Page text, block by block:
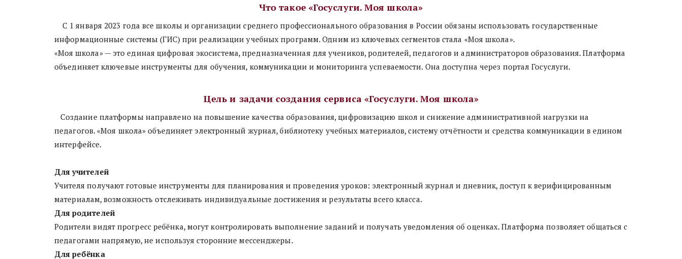
Что такое «Госуслуги. Моя школа»
информационные системы (ГИС) при реализации учебных программ. Одним из ключевых сегментов стала «Моя школа».
«Моя школа» — это единая цифровая экосистема, предназначенная для учеников, родителей, педагогов и администраторов образования. Платформа
объединяет ключевые инструменты для обучения, коммуникации и мониторинга успеваемости. Она доступна через портал Госуслуги.
Цель и задачи создания сервиса «Госуслуги. Моя школа»
педагогов. «Моя школа» объединяет электронный журнал, библиотеку учебных материалов, систему отчётности и средства коммуникации в едином
интерфейсе.
Для учителей
Учителя получают готовые инструменты для планирования и проведения уроков: электронный журнал и дневник, доступ к верифицированным
материалам, возможность отслеживать индивидуальные достижения и результаты всего класса.
Для родителей
Родители видят прогресс ребёнка, могут контролировать выполнение заданий и получать уведомления об оценках. Платформа позволяет общаться с
педагогами напрямую, не используя сторонние мессенджеры.
Для ребёнка